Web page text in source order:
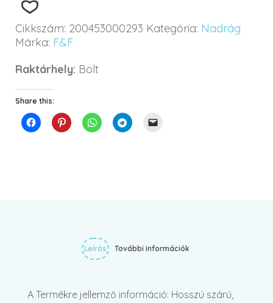
Cikkszám: 200453000293 Kategória: Nadrág
Márka: F&F
Raktárhely: Bolt
Share this:
Leírás További információk
A Termékre jellemző információ: Hosszú szárú,